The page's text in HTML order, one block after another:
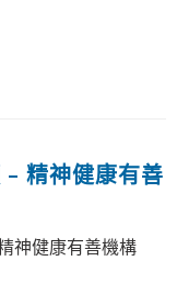
– 精神健康有善
神健康有善機構